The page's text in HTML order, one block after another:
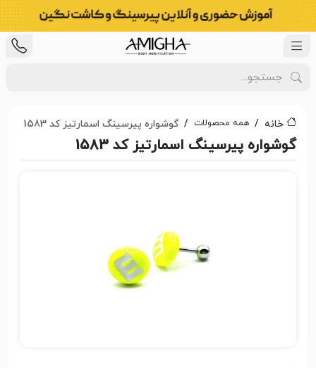
خانه همه محصولات گوشواره پیرسینگ اسمارتیز کد 1583
گوشواره پیرسینگ اسمارتیز کد 1583